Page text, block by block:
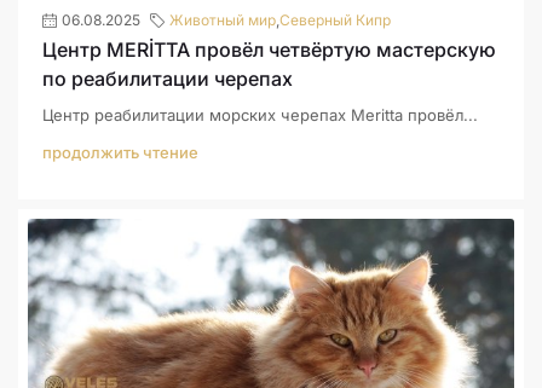
06.08.2025 Животный мир,Северный Кипр
Центр MERİTTA провёл четвёртую мастерскую
по реабилитации черепах
Центр реабилитации морских черепах Meritta провёл...
продолжить чтение